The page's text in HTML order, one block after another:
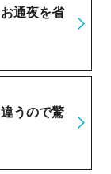
通夜を省
うので驚